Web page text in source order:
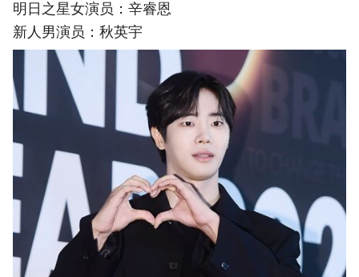
明日之星女演员：辛睿恩
新人男演员：秋英宇